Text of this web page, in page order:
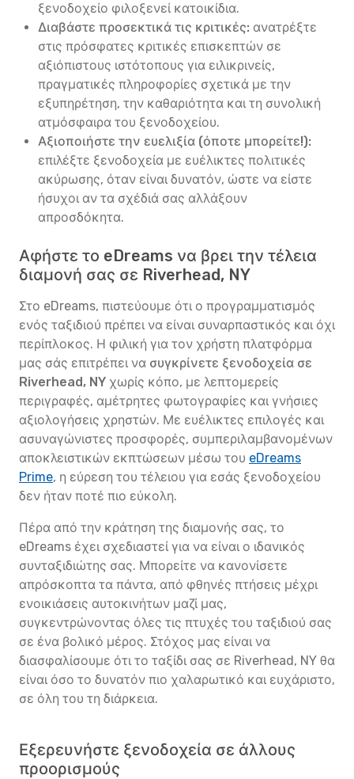
ξενοδοχείο φιλοξενεί κατοικίδια.
Διαβάστε προσεκτικά τις κριτικές: ανατρέξτε
στις πρόσφατες κριτικές επισκεπτών σε
αξιόπιστους ιστότοπους για ειλικρινείς,
πραγματικές πληροφορίες σχετικά με την
εξυπηρέτηση, την καθαριότητα και τη συνολική
ατμόσφαιρα του ξενοδοχείου.
Αξιοποιήστε την ευελιξία (όποτε μπορείτε!):
επιλέξτε ξενοδοχεία με ευέλικτες πολιτικές
ακύρωσης, όταν είναι δυνατόν, ώστε να είστε
ήσυχοι αν τα σχέδιά σας αλλάξουν
απροσδόκητα.
Αφήστε το eDreams να βρει την τέλεια
διαμονή σας σε Riverhead, NY
Στο eDreams, πιστεύουμε ότι ο προγραμματισμός
ενός ταξιδιού πρέπει να είναι συναρπαστικός και όχι
περίπλοκος. Η φιλική για τον χρήστη πλατφόρμα
μας σάς επιτρέπει να συγκρίνετε ξενοδοχεία σε
Riverhead, NY χωρίς κόπο, με λεπτομερείς
περιγραφές, αμέτρητες φωτογραφίες και γνήσιες
αξιολογήσεις χρηστών. Με ευέλικτες επιλογές και
ασυναγώνιστες προσφορές, συμπεριλαμβανομένων
αποκλειστικών εκπτώσεων μέσω του eDreams
Prime, η εύρεση του τέλειου για εσάς ξενοδοχείου
δεν ήταν ποτέ πιο εύκολη.
Πέρα από την κράτηση της διαμονής σας, το
eDreams έχει σχεδιαστεί για να είναι ο ιδανικός
συνταξιδιώτης σας. Μπορείτε να κανονίσετε
απρόσκοπτα τα πάντα, από φθηνές πτήσεις μέχρι
ενοικιάσεις αυτοκινήτων μαζί μας,
συγκεντρώνοντας όλες τις πτυχές του ταξιδιού σας
σε ένα βολικό μέρος. Στόχος μας είναι να
διασφαλίσουμε ότι το ταξίδι σας σε Riverhead, NY θα
είναι όσο το δυνατόν πιο χαλαρωτικό και ευχάριστο,
σε όλη του τη διάρκεια.
Εξερευνήστε ξενοδοχεία σε άλλους
προορισμούς